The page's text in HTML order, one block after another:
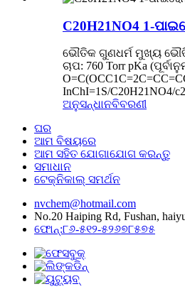
C20H21NO4 1-
ଭୌତିକ ଗୁଣଧର୍ମ ମୁଖ୍ୟ ଭୌତିକ
ଚାପ: 760 Torr pKa
InChI=1S/C20H21NO4/
ଅନୁସନ୍ଧାନବିବରଣୀ
ଘର
ଆମ ବିଷୟରେ
ଆମ ସହିତ ଯୋଗାଯୋଗ କରନ୍ତୁ
ସମାଧାନ
ଟେକ୍ନିକାଲ୍ ସମର୍ଥନ
nvchem@hotmail.com
No.20 Haiping Rd, Fushan,
ଫୋନ୍:୮୬-୫୧୨-୫୨୬୭୮୫୭୫